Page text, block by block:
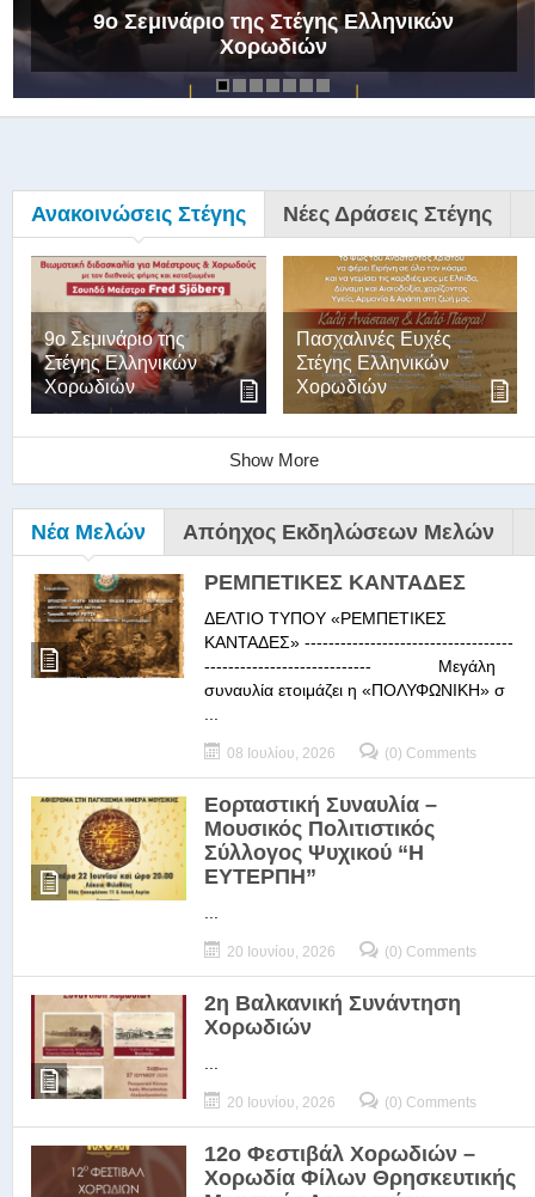
9ο Σεμινάριο της Στέγης Ελληνικών
Χορωδιών
Ανακοινώσεις Στέγης Νέες Δράσεις Στέγης
9ο Σεμινάριο της
Στέγης Ελληνικών
Χορωδιών
Πασχαλινές Ευχές
Στέγης Ελληνικών
Χορωδιών
Show More
Νέα Μελών Απόηχος Εκδηλώσεων Μελών
ΡΕΜΠΕΤΙΚΕΣ ΚΑΝΤΑΔΕΣ
ΔΕΛΤΙΟ ΤΥΠΟΥ «ΡΕΜΠΕΤΙΚΕΣ
ΚΑΝΤΑΔΕΣ» -----------------------------------
---------------------------- Μεγάλη
συναυλία ετοιμάζει η «ΠΟΛΥΦΩΝΙΚΗ» σ
08 Ιουλίου, 2026 (0) Comments
Εορταστική Συναυλία –
Μουσικός Πολιτιστικός
Σύλλογος Ψυχικού “Η
ΕΥΤΕΡΠΗ”
20 Ιουνίου, 2026 (0) Comments
2η Βαλκανική Συνάντηση
Χορωδιών
20 Ιουνίου, 2026 (0) Comments
12ο Φεστιβάλ Χορωδιών –
Χορωδία Φίλων Θρησκευτικής